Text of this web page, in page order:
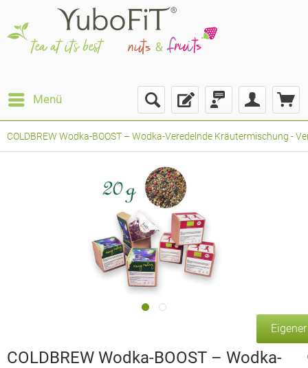
Menü
COLDBREW Wodka-BOOST – Wodka-Veredelnde Kräutermischung -
COLDBREW Wodka-BOOST – Wodka-